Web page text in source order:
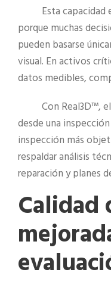
Esta
porque muchas
pueden basarse
visual. En activos
datos medibles,
Con Real3D™,
desde una
inspección más
respaldar análisis
reparación y planes
Calidad